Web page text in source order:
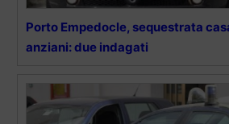
Porto Empedocle, sequestrata
anziani: due indagati